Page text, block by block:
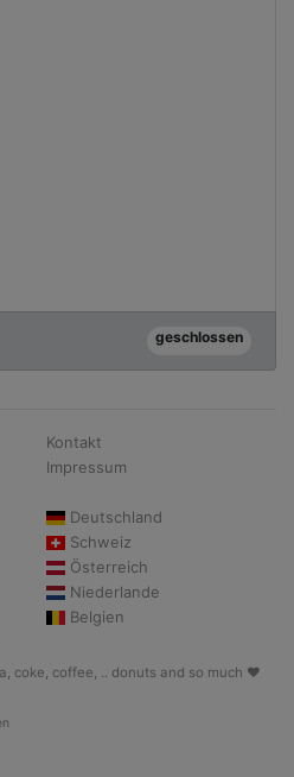
geschlossen
Kontakt
Impressum
Deutschland
Schweiz
Österreich
Niederlande
Belgien
coke, coffee, .. donuts and so much ♥